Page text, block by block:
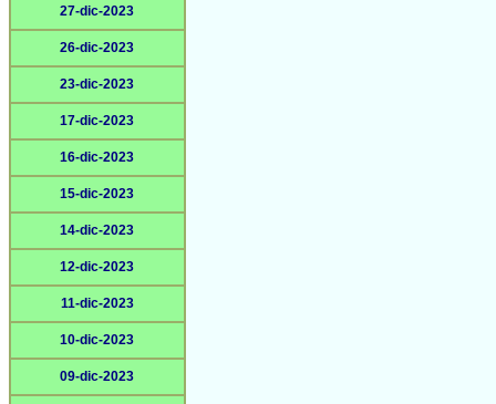
27-dic-2023
26-dic-2023
23-dic-2023
17-dic-2023
16-dic-2023
15-dic-2023
14-dic-2023
12-dic-2023
11-dic-2023
10-dic-2023
09-dic-2023